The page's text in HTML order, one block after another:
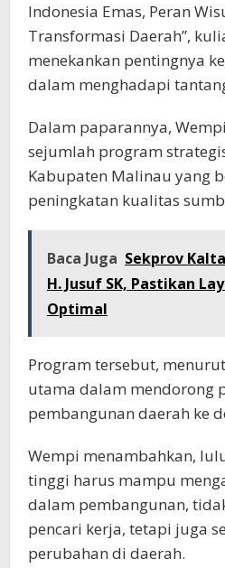
Indonesia Emas, Peran
Transformasi Daerah”,
menekankan pentingnya
dalam menghadapi
Dalam paparannya,
sejumlah program
Kabupaten Malinau yang
peningkatan kualitas
Baca Juga Sekprov
H. Jusuf SK, Pastikan
Optimal
Program tersebut,
utama dalam mendorong
pembangunan daerah ke
Wempi menambahkan,
tinggi harus mampu
dalam pembangunan,
pencari kerja, tetapi juga
perubahan di daerah.